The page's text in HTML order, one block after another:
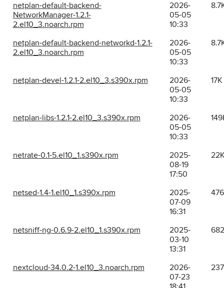
netplan-default-backend-
NetworkManager-1.2.1-
2.el10_3.noarch.rpm
2026-
05-05
10:33
netplan-default-backend-networkd-1.2.1-
2.el10_3.noarch.rpm
2026-
05-05
10:33
netplan-devel-1.2.1-2.el10_3.s390x.rpm
2026-
05-05
10:33
17K
netplan-libs-1.2.1-2.el10_3.s390x.rpm
2026-
05-05
10:33
netrate-0.1-5.el10_1.s390x.rpm
2025-
08-19
17:50
netsed-1.4-1.el10_1.s390x.rpm
2025-
07-09
16:31
netsniff-ng-0.6.9-2.el10_1.s390x.rpm
2025-
03-10
13:31
nextcloud-34.0.2-1.el10_3.noarch.rpm
2026-
07-23